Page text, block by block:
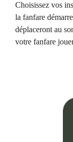
Choisissez vos
la fanfare
déplaceront au
votre fanfare